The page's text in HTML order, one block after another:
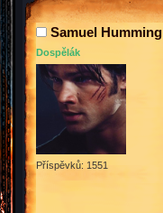
Samuel Humming
Dospělák
Příspěvků: 1551